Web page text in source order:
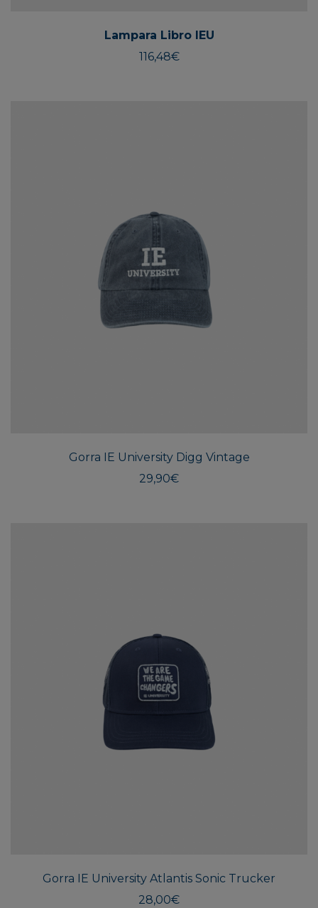
Lampara Libro IEU
116,48€
Gorra IE University Digg Vintage
29,90€
Gorra IE University Atlantis Sonic Trucker
28,00€